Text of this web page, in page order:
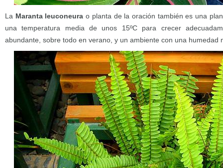
La Maranta leuconeura o planta de la oración también es una
una temperatura media de unos 15ºC para crecer
abundante, sobre todo en verano, y un ambiente con una humedad